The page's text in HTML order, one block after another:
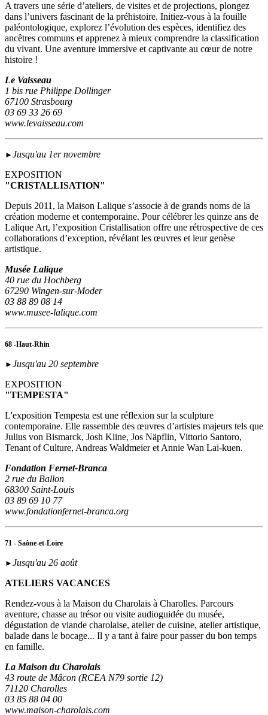
A travers une série d’ateliers, de visites et de projections, plongez
dans l’univers fascinant de la préhistoire. Initiez-vous à la fouille
paléontologique, explorez l’évolution des espèces, identifiez des
ancêtres communs et apprenez à mieux comprendre la classification
du vivant. Une aventure immersive et captivante au cœur de notre
histoire !
Le Vaisseau
1 bis rue Philippe Dollinger
67100 Strasbourg
03 69 33 26 69
www.levaisseau.com
► Jusqu'au 1er novembre
EXPOSITION
"CRISTALLISATION"
Depuis 2011, la Maison Lalique s’associe à de grands noms de la
création moderne et contemporaine. Pour célébrer les quinze ans de
Lalique Art, l’exposition Cristallisation offre une rétrospective de ces
collaborations d’exception, révélant les œuvres et leur genèse
artistique.
Musée Lalique
40 rue du Hochberg
67290 Wingen-sur-Moder
03 88 89 08 14
www.musee-lalique.com
68 -Haut-Rhin
► Jusqu'au 20 septembre
EXPOSITION
"TEMPESTA"
L'exposition Tempesta est une réflexion sur la sculpture
contemporaine. Elle rassemble des œuvres d’artistes majeurs tels que
Julius von Bismarck, Josh Kline, Jos Näpflin, Vittorio Santoro,
Tenant of Culture, Andreas Waldmeier et Annie Wan Lai-kuen.
Fondation Fernet-Branca
2 rue du Ballon
68300 Saint-Louis
03 89 69 10 77
www.fondationfernet-branca.org
71 - Saône-et-Loire
► Jusqu'au 26 août
ATELIERS VACANCES
Rendez-vous à la Maison du Charolais à Charolles. Parcours
aventure, chasse au trésor ou visite audioguidée du musée,
dégustation de viande charolaise, atelier de cuisine, atelier artistique,
balade dans le bocage... Il y a tant à faire pour passer du bon temps
en famille.
La Maison du Charolais
43 route de Mâcon (RCEA N79 sortie 12)
71120 Charolles
03 85 88 04 00
www.maison-charolais.com